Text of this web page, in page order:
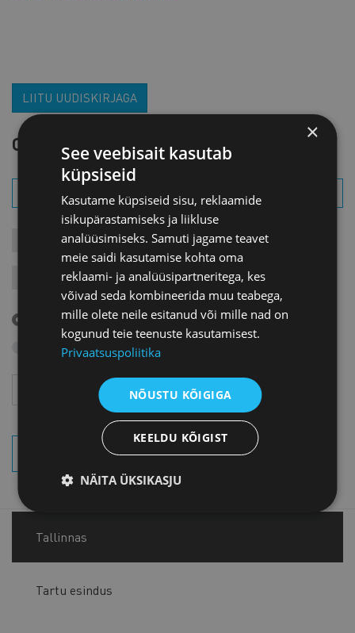
LIITU UUDISKIRJAGA
OTSI SÜNDMUST
KONTAKTÜRITUSED KOOLITUSED LIIKMEÜRITUSED
JÄRELVAATAMINE MESSID VARIA VÄLISVISIIDID
Tulevased sündmused
Otsi arhiivist
Kuu
OTSI SÜNDMUSI
Tallinnas
Tartu esindus
×
See veebisait kasutab
küpsiseid
Kasutame küpsiseid sisu, reklaamide
isikupärastamiseks ja liikluse
analüüsimiseks. Samuti jagame teavet
meie saidi kasutamise kohta oma
reklaami- ja analüüsipartneritega, kes
võivad seda kombineerida muu teabega,
mille olete neile esitanud või mille nad on
kogunud teie teenuste kasutamisest.
Privaatsuspoliitika
NÕUSTU KÕIGIGA
KEELDU KÕIGIST
NÄITA ÜKSIKASJU